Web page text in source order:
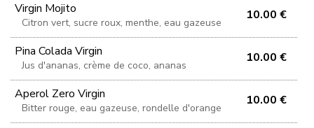
Virgin Mojito
Citron vert, sucre roux, menthe, eau gazeuse
10.00 €
Pina Colada Virgin
Jus d'ananas, crème de coco, ananas
10.00 €
Aperol Zero Virgin
Bitter rouge, eau gazeuse, rondelle d'orange
10.00 €